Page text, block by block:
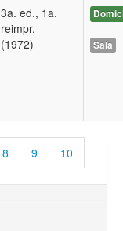
3a. ed., 1a.
reimpr.
(1972)
Sala
8 9
10